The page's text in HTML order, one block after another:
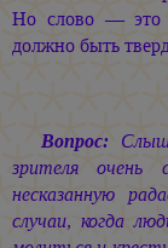
Но слово — это
должно быть
Вопрос:
зрителя очень
несказанную
случаи, когда